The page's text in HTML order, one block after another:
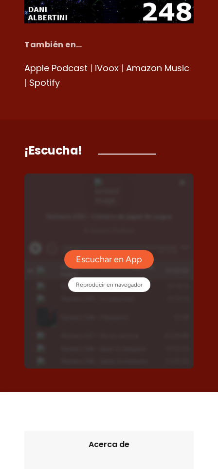
También en…
Apple Podcast | iVoox | Amazon Music
| Spotify
¡Escucha!
Acerca de